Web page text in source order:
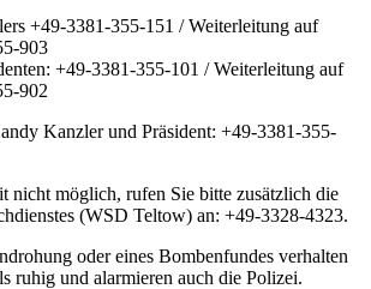
+49-3381-355-151 / Weiterleitung auf
903
+49-3381-355-101 / Weiterleitung auf
902
Kanzler und Präsident: +49-3381-355-
nicht möglich, rufen Sie bitte zusätzlich die
(WSD Teltow) an: +49-3328-4323.
oder eines Bombenfundes verhalten
ruhig und alarmieren auch die Polizei.